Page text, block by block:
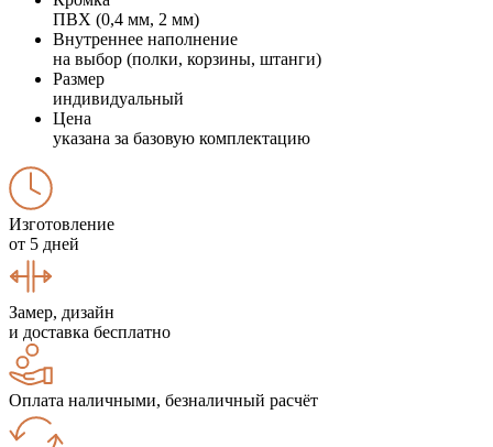
ПВХ (0,4 мм, 2 мм)
Внутреннее наполнение
на выбор (полки, корзины, штанги)
Размер
индивидуальный
Цена
указана за базовую комплектацию
Изготовление
от 5 дней
Замер, дизайн
и доставка бесплатно
Оплата наличными, безналичный расчёт